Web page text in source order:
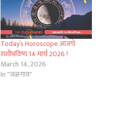
Today’s Horoscope आजचे
राशीभविष्य 14 मार्च 2026 !
March 14, 2026
In "जळगाव"